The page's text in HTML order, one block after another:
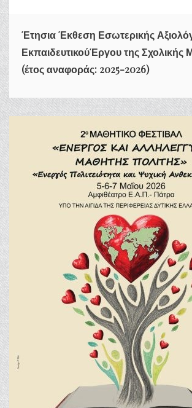
Έτησια Έκθεση Εσωτερικής
ΕκπαιδευτικούΈργου της Σχολικής
(έτος αναφοράς: 2025-2026)